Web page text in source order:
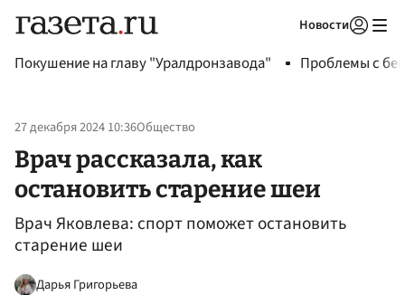
Новости
Покушение на главу "Уралдронзавода" Проблемы с
27 декабря 2024 10:36Общество
Врач рассказала, как
остановить старение шеи
Врач Яковлева: спорт поможет остановить
старение шеи
Дарья Григорьева